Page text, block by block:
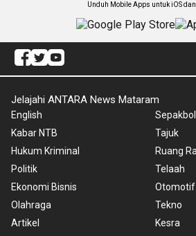
Unduh Mobile Apps untuk iOS
Jelajahi ANTARA News Mataram
English
Kabar NTB
Hukum Kriminal
Politik
Ekonomi Bisnis
Olahraga
Artikel
Tajuk
Ruang
Telaah
Otomotif
Tekno
Kesra